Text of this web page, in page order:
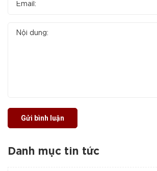
Gửi bình luận
Danh mục tin tức